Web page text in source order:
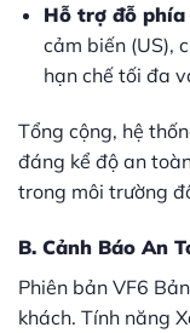
Hỗ trợ đỗ phía
cảm biến (US),
hạn chế tối đa
Tổng cộng, hệ
đáng kể độ an
trong môi trường
B. Cảnh Báo An
Phiên bản VF6
khách. Tính năng